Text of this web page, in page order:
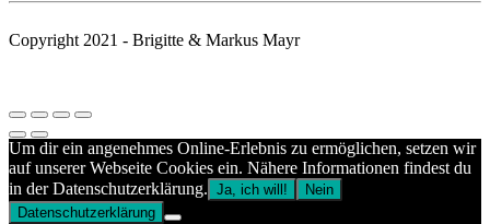
auf
der
mehrere
Varianten
auf
der
Produktseite
Copyright 2021 - Brigitte & Markus Mayr
Um dir ein angenehmes Online-Erlebnis zu ermöglichen, setzen wir
auf unserer Webseite Cookies ein. Nähere Informationen findest du
in der Datenschutzerklärung. Ja, ich will!
Nein
Datenschutzerklärung